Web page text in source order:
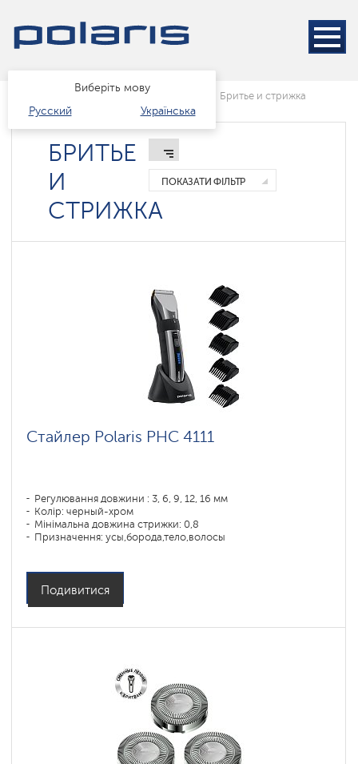
Виберіть мову
Русский
Українська
Каталог краса і здоров'я Бритье и стрижка
БРИТЬЕ
И
СТРИЖКА
ПОКАЗАТИ ФІЛЬТР
Стайлер Polaris PHC 4111
Регулювання довжини : 3, 6, 9, 12, 16 мм
Колір: черный-хром
Мінімальна довжина стрижки: 0,8
Призначення: усы,борода,тело,волосы
Подивитися
Электробритвы
Тримери